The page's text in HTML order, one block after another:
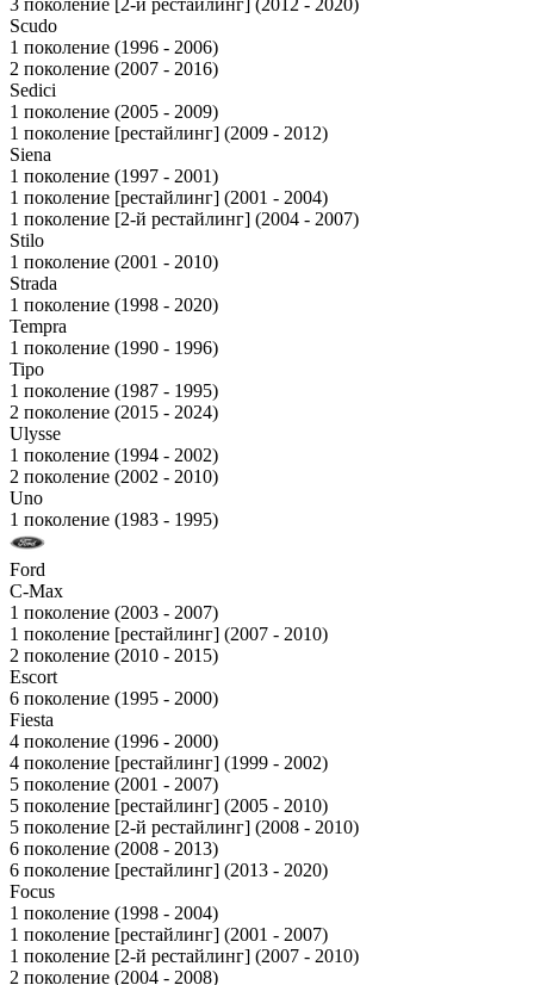
3 поколение [2-й рестайлинг] (2012 - 2020)
Scudo
1 поколение (1996 - 2006)
2 поколение (2007 - 2016)
Sedici
1 поколение (2005 - 2009)
1 поколение [рестайлинг] (2009 - 2012)
Siena
1 поколение (1997 - 2001)
1 поколение [рестайлинг] (2001 - 2004)
1 поколение [2-й рестайлинг] (2004 - 2007)
Stilo
1 поколение (2001 - 2010)
Strada
1 поколение (1998 - 2020)
Tempra
1 поколение (1990 - 1996)
Tipo
1 поколение (1987 - 1995)
2 поколение (2015 - 2024)
Ulysse
1 поколение (1994 - 2002)
2 поколение (2002 - 2010)
Uno
1 поколение (1983 - 1995)
Ford
C-Max
1 поколение (2003 - 2007)
1 поколение [рестайлинг] (2007 - 2010)
2 поколение (2010 - 2015)
Escort
6 поколение (1995 - 2000)
Fiesta
4 поколение (1996 - 2000)
4 поколение [рестайлинг] (1999 - 2002)
5 поколение (2001 - 2007)
5 поколение [рестайлинг] (2005 - 2010)
5 поколение [2-й рестайлинг] (2008 - 2010)
6 поколение (2008 - 2013)
6 поколение [рестайлинг] (2013 - 2020)
Focus
1 поколение (1998 - 2004)
1 поколение [рестайлинг] (2001 - 2007)
1 поколение [2-й рестайлинг] (2007 - 2010)
2 поколение (2004 - 2008)